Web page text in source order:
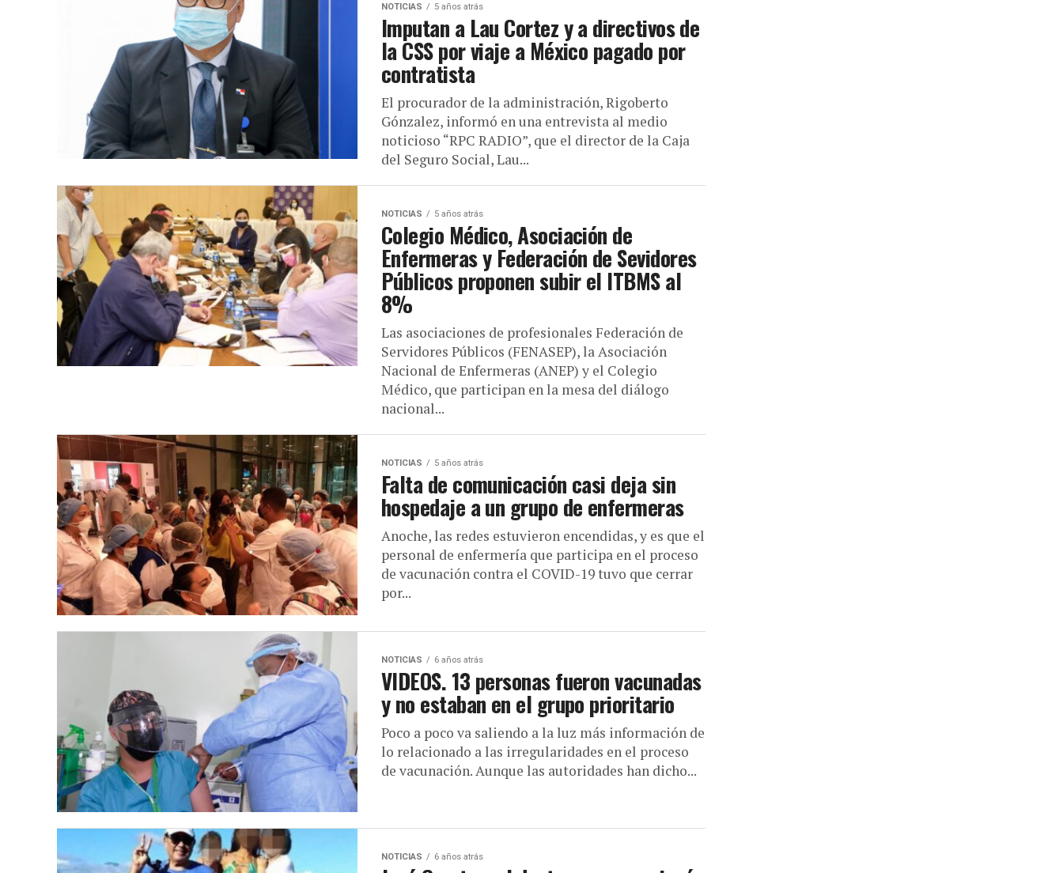
NOTICIAS 5 años atrás
Imputan a Lau Cortez y a directivos de
la CSS por viaje a México pagado por
contratista
El procurador de la administración, Rigoberto
Gónzalez, informó en una entrevista al medio
noticioso “RPC RADIO”, que el director de la Caja
del Seguro Social, Lau...
NOTICIAS 5 años atrás
Colegio Médico, Asociación de
Enfermeras y Federación de Sevidores
Públicos proponen subir el ITBMS al
8%
Las asociaciones de profesionales Federación de
Servidores Públicos (FENASEP), la Asociación
Nacional de Enfermeras (ANEP) y el Colegio
Médico, que participan en la mesa del diálogo
nacional...
NOTICIAS 5 años atrás
Falta de comunicación casi deja sin
hospedaje a un grupo de enfermeras
Anoche, las redes estuvieron encendidas, y es que el
personal de enfermería que participa en el proceso
de vacunación contra el COVID-19 tuvo que cerrar
por...
NOTICIAS 6 años atrás
VIDEOS. 13 personas fueron vacunadas
y no estaban en el grupo prioritario
Poco a poco va saliendo a la luz más información de
lo relacionado a las irregularidades en el proceso
de vacunación. Aunque las autoridades han dicho...
NOTICIAS 6 años atrás